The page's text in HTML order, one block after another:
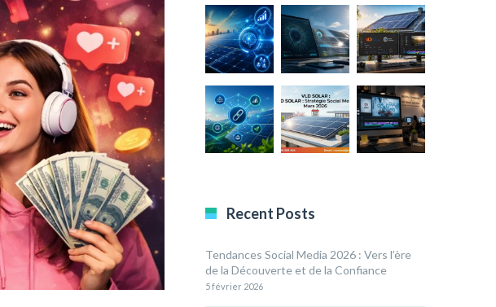
Recent Posts
Tendances Social Media 2026 : Vers l’ère
de la Découverte et de la Confiance
5 février 2026